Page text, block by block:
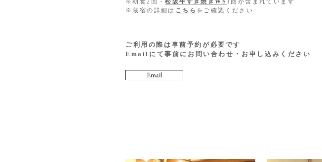
※朝食2回・松阪牛すき焼きWS 1回が含まれています
​※蔵宿の詳細は こちら をご確認ください
ご利用の際は事前予約が必要です
Emailにて事前にお問い合わせ・お申し込みください
Email